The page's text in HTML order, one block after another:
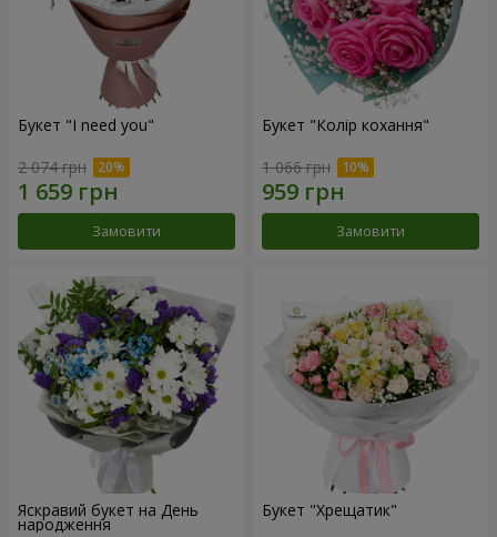
Букет "I need you"
2 074 грн
Замовити
Букет "Колір кохання"
1 066 грн
Замовити
Яскравий букет на День
народження
Букет "Хрещатик"